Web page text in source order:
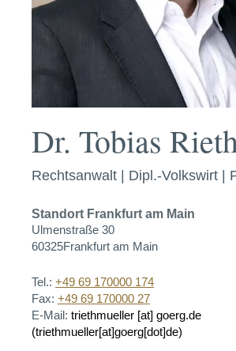
Dr. Tobias
Rechtsanwalt | Dipl.-Volkswirt |
Standort Frankfurt am Main
Ulmenstraße 30
60325Frankfurt am Main
Tel.: +49 69 170000 174
Fax: +49 69 170000 27
E-Mail: triethmueller [at] goerg.de
(triethmueller[at]goerg[dot]de)